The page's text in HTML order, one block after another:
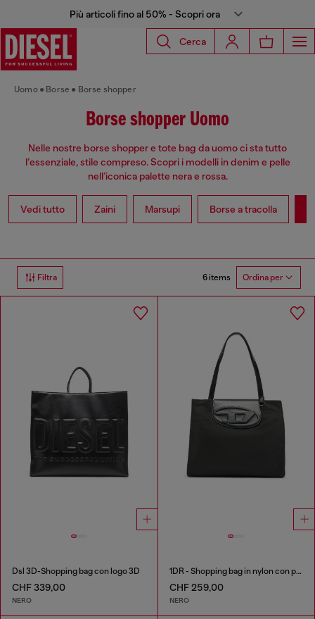
Più articoli fino al 50% - Scopri ora
Cerca
Uomo Borse Borse shopper
Borse shopper Uomo
Nelle nostre borse shopper e tote bag da uomo ci sta tutto
l’essenziale, stile compreso. Scopri i modelli in denim e pelle
nell’iconica palette nera e rossa.
Vedi tutto Zaini Marsupi Borse a tracolla
Filtra 6 items Ordina per
Dsl 3D-Shopping bag con logo 3D
CHF 339,00
NERO
1DR - Shopping bag in nylon con patta in pelle
CHF 259,00
NERO